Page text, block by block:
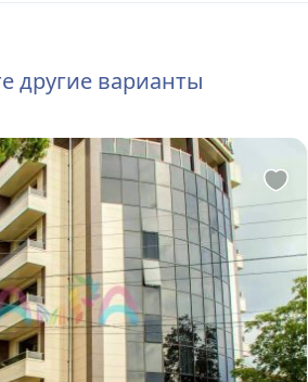
другие варианты